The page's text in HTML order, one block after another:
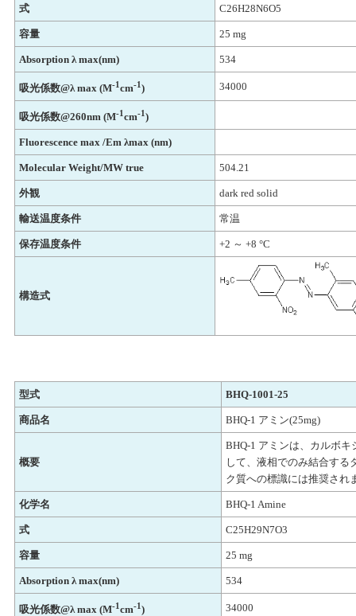
式 C26H28N6O5
容量 25 mg
Absorption λ max(nm) 534
吸光係数@λ max (M-1 cm-1 ) 34000
吸光係数@260nm (M-1 cm-1 )
Fluorescence max /Em λmax (nm)
Molecular Weight/MW true 504.21
外観 dark red solid
輸送温度条件 常温
保存温度条件 +2 ～ +8 °C
構造式
型式 BHQ-1001-25
商品名 BHQ-1 アミン(25mg)
概要
BHQ-1 アミンは、カルボ
して、液相でのみ結合する
ク質への標識には推奨され
化学名 BHQ-1 Amine
式 C25H29N7O3
容量 25 mg
Absorption λ max(nm) 534
吸光係数@λ max (M-1 cm-1 ) 34000